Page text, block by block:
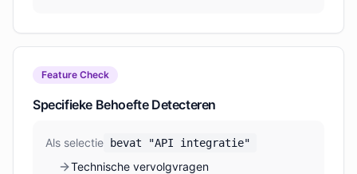
Feature Check
Specifieke Behoefte Detecteren
Als selectie bevat "API integratie"
Technische vervolgvragen